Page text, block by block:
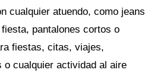
cualquier atuendo, como jeans
pantalones cortos o
fiestas, citas, viajes,
o cualquier actividad al aire